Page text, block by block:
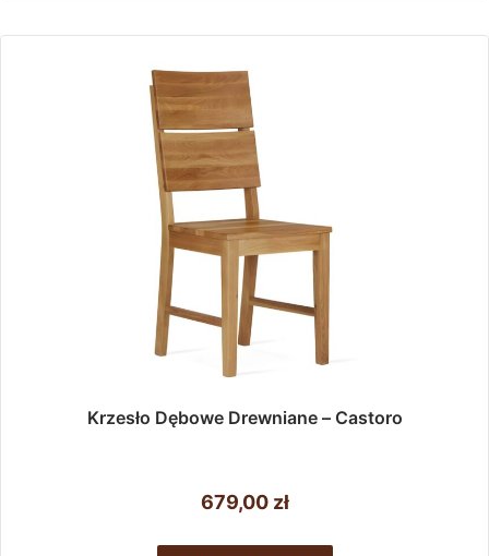
Krzesło Dębowe Drewniane – Castoro
679,00 zł